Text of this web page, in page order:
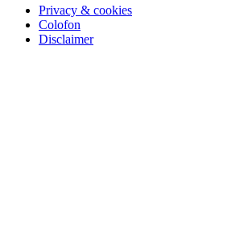
Privacy & cookies
Colofon
Disclaimer